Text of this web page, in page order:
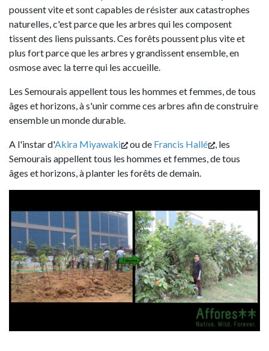
poussent vite et sont capables de résister aux catastrophes
naturelles, c'est parce que les arbres qui les composent
tissent des liens puissants. Ces forêts poussent plus vite et
plus fort parce que les arbres y grandissent ensemble, en
osmose avec la terre qui les accueille.
Les Semourais appellent tous les hommes et femmes, de tous
âges et horizons, à s'unir comme ces arbres afin de construire
ensemble un monde durable.
A l'instar d'Akira Miyawaki ou de Francis Hallé
, les
Semourais appellent tous les hommes et femmes, de tous
âges et horizons, à planter les forêts de demain.